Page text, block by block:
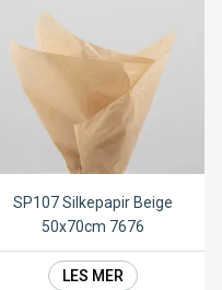
SP107 Silkepapir Beige
50x70cm 7676
LES MER